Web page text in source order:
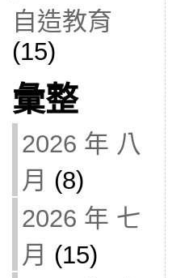
自造教育
(15)
彙整
2026 年 八
月 (8)
2026 年 七
月 (15)